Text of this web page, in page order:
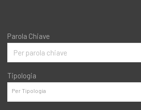
Parola Chiave
Tipologia